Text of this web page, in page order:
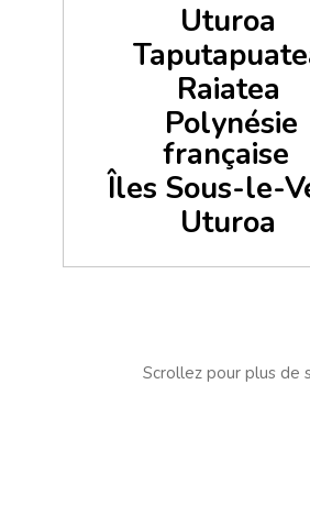
Uturoa
Raiatea
Polynésie
française
Îles Sous-le-
Uturoa
Scrollez pour plus de